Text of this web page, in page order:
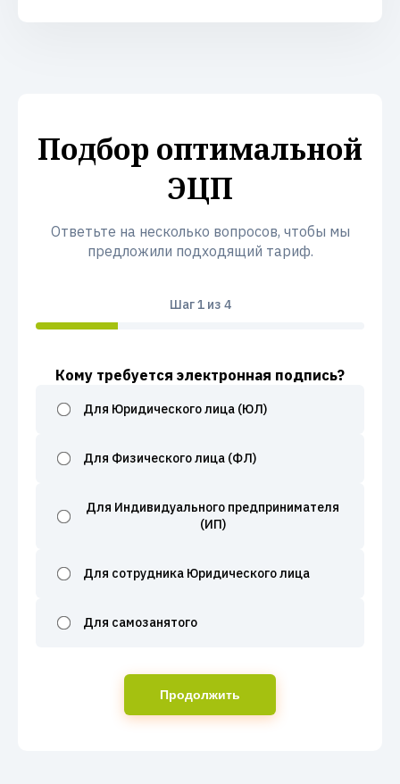
Подбор оптимальной
ЭЦП
Ответьте на несколько вопросов, чтобы мы
предложили подходящий тариф.
Шаг1из 4
Кому требуется электронная подпись?
Для Юридического лица (ЮЛ)
Для Физического лица (ФЛ)
Для Индивидуального предпринимателя
(ИП)
Для сотрудника Юридического лица
Для самозанятого
Продолжить